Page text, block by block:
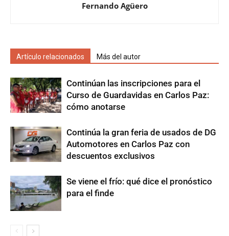
Fernando Agüero
Artículo relacionados Más del autor
Continúan las inscripciones para el
Curso de Guardavidas en Carlos Paz:
cómo anotarse
Continúa la gran feria de usados de DG
Automotores en Carlos Paz con
descuentos exclusivos
Se viene el frío: qué dice el pronóstico
para el finde